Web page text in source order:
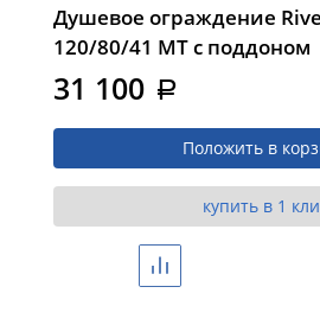
Душевое ограждение
120/80/41 MT с поддоном
31 100 a
Положить в
купить в 1
Сравнить